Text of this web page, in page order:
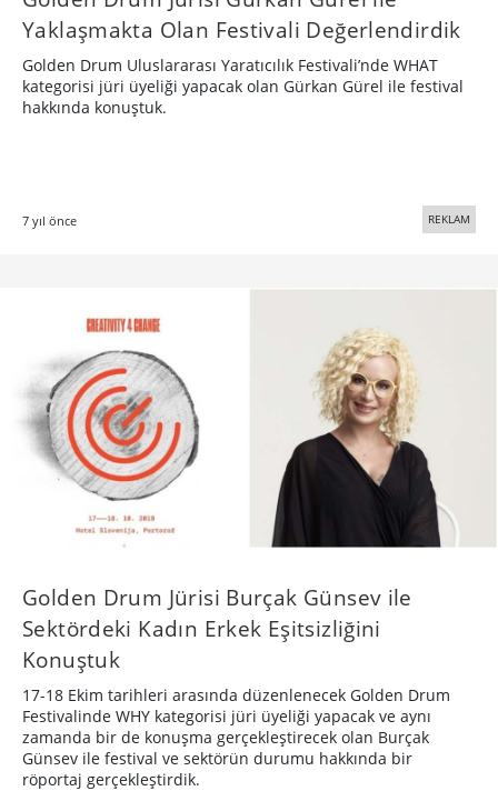
Yaklaşmakta Olan Festivali Değerlendirdik
Golden Drum Uluslararası Yaratıcılık Festivali’nde WHAT
kategorisi jüri üyeliği yapacak olan Gürkan Gürel ile festival
hakkında konuştuk.
7 yıl önce REKLAM
Golden Drum Jürisi Burçak Günsev ile
Sektördeki Kadın Erkek Eşitsizliğini
Konuştuk
17-18 Ekim tarihleri arasında düzenlenecek Golden Drum
Festivalinde WHY kategorisi jüri üyeliği yapacak ve aynı
zamanda bir de konuşma gerçekleştirecek olan Burçak
Günsev ile festival ve sektörün durumu hakkında bir
röportaj gerçekleştirdik.